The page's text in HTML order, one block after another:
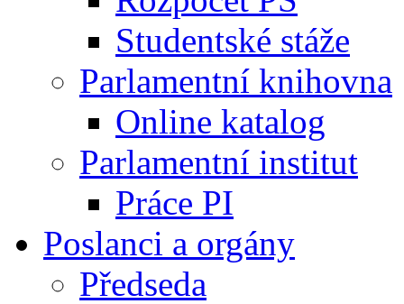
Studentské stáže
Parlamentní knihovna
Online katalog
Parlamentní institut
Práce PI
Poslanci a orgány
Předseda